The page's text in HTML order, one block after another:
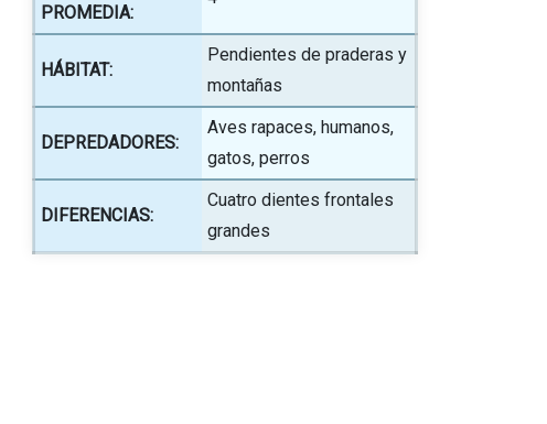
PROMEDIA:
HÁBITAT:
Pendientes de praderas y
montañas
DEPREDADORES:
Aves rapaces, humanos,
gatos, perros
DIFERENCIAS:
Cuatro dientes frontales
grandes